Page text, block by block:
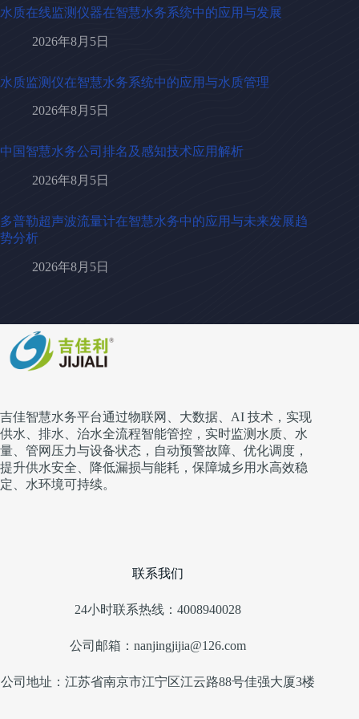
水质在线监测仪器在智慧水务系统中的应用与发展
2026年8月5日
水质监测仪在智慧水务系统中的应用与水质管理
2026年8月5日
中国智慧水务公司排名及感知技术应用解析
2026年8月5日
多普勒超声波流量计在智慧水务中的应用与未来发展趋
势分析
2026年8月5日
吉佳智慧水务平台通过物联网、大数据、AI 技术，实现
供水、排水、治水全流程智能管控，实时监测水质、水
量、管网压力与设备状态，自动预警故障、优化调度，
提升供水安全、降低漏损与能耗，保障城乡用水高效稳
定、水环境可持续。
联系我们
24小时联系热线：4008940028
公司邮箱：nanjingjijia@126.com
公司地址：江苏省南京市江宁区江云路88号佳强大厦3楼